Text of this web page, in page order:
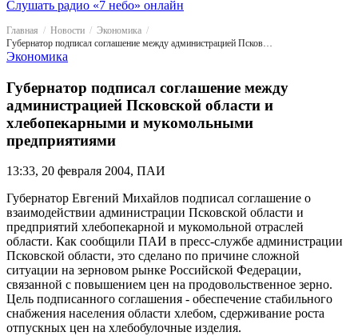
Слушать радио «7 небо» онлайн
Главная Новости
Экономика
Губернатор подписал соглашение между администрацией Псковской области и хлебопекарными и мукомольными предприятиями
Экономика
Губернатор подписал соглашение между
администрацией Псковской области и
хлебопекарными и мукомольными
предприятиями
13:33, 20 февраля 2004, ПАИ
Губернатор Евгений Михайлов подписал соглашение о
взаимодействии администрации Псковской области и
предприятий хлебопекарной и мукомольной отраслей
области. Как сообщили ПАИ в пресс-службе администрации
Псковской области, это сделано по причине сложной
ситуации на зерновом рынке Российской Федерации,
связанной с повышением цен на продовольственное зерно.
Цель подписанного соглашения - обеспечение стабильного
снабжения населения области хлебом, сдерживание роста
отпускных цен на хлебобулочные изделия.